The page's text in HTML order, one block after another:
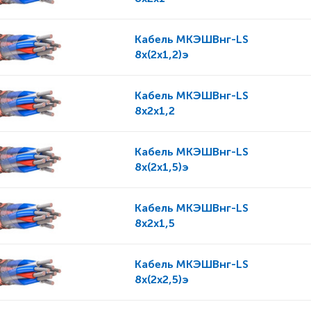
Кабель МКЭШВнг-LS
8x(2x1,2)э
Кабель МКЭШВнг-LS
8x2x1,2
Кабель МКЭШВнг-LS
8x(2x1,5)э
Кабель МКЭШВнг-LS
8x2x1,5
Кабель МКЭШВнг-LS
8x(2x2,5)э